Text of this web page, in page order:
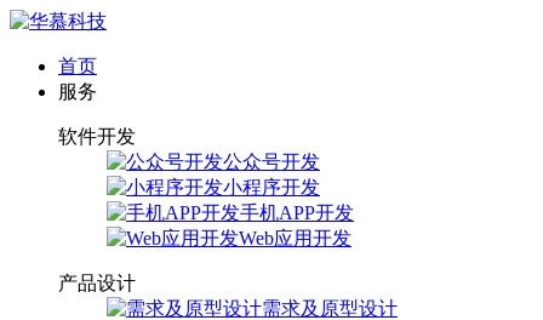
首页
服务
软件开发
公众号开发
小程序开发
手机APP开发
Web应用开发
产品设计
需求及原型设计